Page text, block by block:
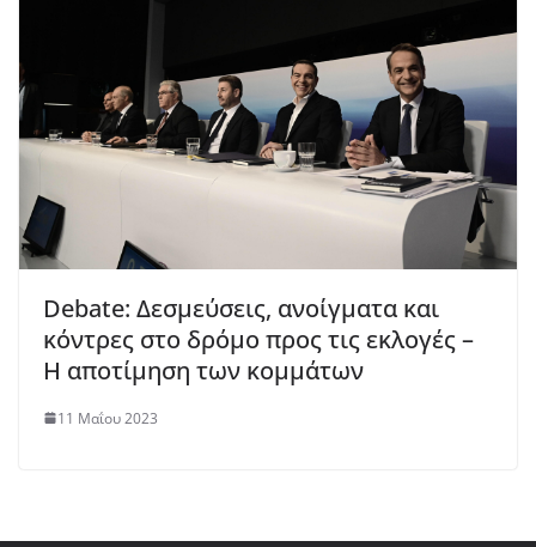
Debate: Δεσμεύσεις, ανοίγματα και
κόντρες στο δρόμο προς τις εκλογές –
Η αποτίμηση των κομμάτων
11 Μαΐου 2023